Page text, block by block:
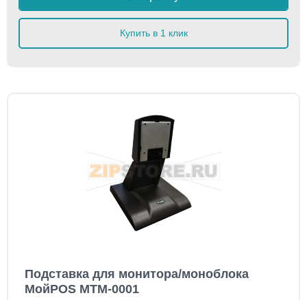
Купить в 1 клик
Подставка для монитора/моноблока
МойPOS MTM-0001